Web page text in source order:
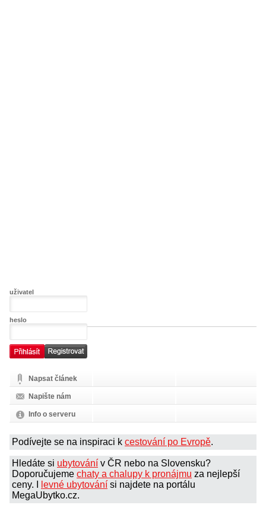
uživatel
heslo
Napsat článek
Napište nám
Info o serveru
Podívejte se na inspiraci k cestování po Evropě.
Hledáte si ubytování v ČR nebo na Slovensku?
Doporučujeme chaty a chalupy k pronájmu za nejlepší
ceny. I
levné ubytování si najdete na portálu
MegaUbytko.cz.